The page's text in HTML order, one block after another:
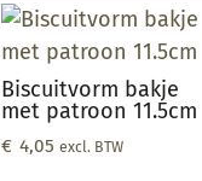
Biscuitvorm bakje
met patroon 11.5cm
€ 4,05 excl. BTW